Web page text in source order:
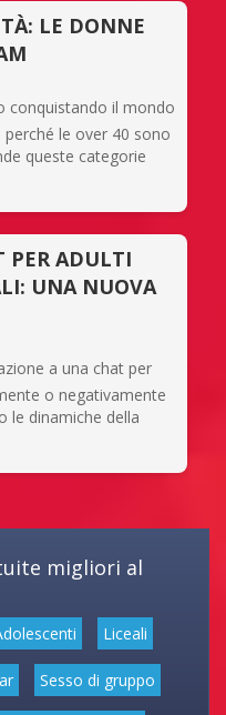
LE DONNE
conquistando il mondo
le over 40 sono
queste categorie
PER ADULTI
UNA NUOVA
a una chat per
o negativamente
le dinamiche della
migliori al
Liceali
Sesso di gruppo